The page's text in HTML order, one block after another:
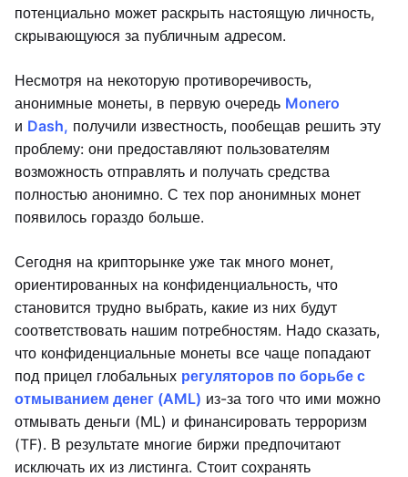
потенциально может раскрыть настоящую личность,
скрывающуюся за публичным адресом.
Несмотря на некоторую противоречивость,
анонимные монеты, в первую очередь Monero
и Dash, получили известность, пообещав решить эту
проблему: они предоставляют пользователям
возможность отправлять и получать средства
полностью анонимно. С тех пор анонимных монет
появилось гораздо больше.
Сегодня на крипторынке уже так много монет,
ориентированных на конфиденциальность, что
становится трудно выбрать, какие из них будут
соответствовать нашим потребностям. Надо сказать,
что конфиденциальные монеты все чаще попадают
под прицел глобальных регуляторов по борьбе с
отмыванием денег (AML) из-за того что ими можно
отмывать деньги (ML) и финансировать терроризм
(TF). В результате многие биржи предпочитают
исключать их из листинга. Стоит сохранять